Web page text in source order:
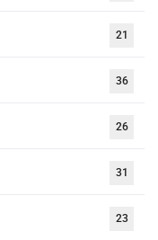
21
36
26
31
23